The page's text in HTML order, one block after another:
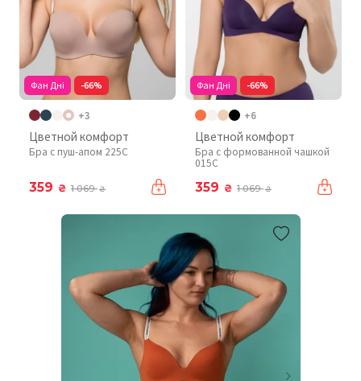
Фан Дні -66%
+3
Цветной комфорт
Бра с пуш-апом 225C
359 ₴ 1 069₴
Фан Дні -66%
+6
Цветной комфорт
Бра с формованной чашкой
015C
359 ₴ 1 069₴